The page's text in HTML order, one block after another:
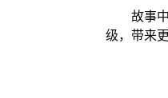
故事
级，带来